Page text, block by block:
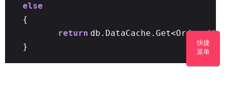
else
{
return db.DataCache.Get<Order>(
}
快捷
菜单